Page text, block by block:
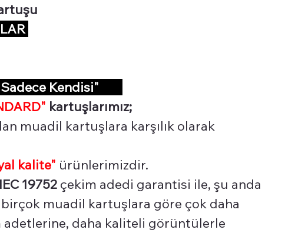
Sadece Kendisi"
kartuşlarımız;
muadil kartuşlara karşılık olarak
kalite" ürünlerimizdir.
19752 çekim adedi garantisi ile, şu anda
birçok muadil kartuşlara göre çok daha
adetlerine, daha kaliteli görüntülerle